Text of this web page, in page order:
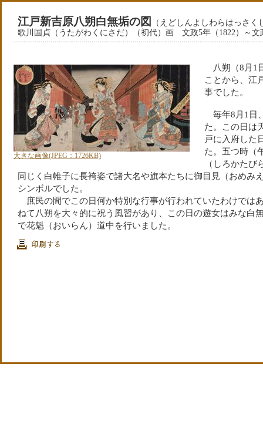
江戸新吉原八朔白無垢の図
（えどしんよしわらはっさく
歌川国貞（うたがわくにさだ）（初代）画 文政5年（1822）～
大きな画像(JPEG：1726KB)
八朔（8月1
ことから、江
事でした。
毎年8月1日
た。この日は
戸に入府した
た。五つ時（
（しろかた
同じく白帷子に長袴姿で諸大名や旗本たちに御目見（おめみ
シンボルでした。
庶民の間でこの日何か特別な行事が行われていたわけでは
ねて八朔を大々的に祝う風習があり、この日の遊女はみな白
で花魁（おいらん）道中を行いました。